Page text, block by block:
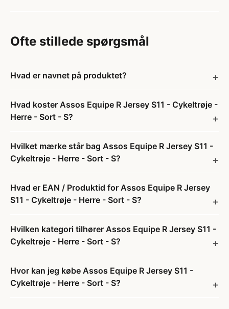
Ofte stillede spørgsmål
Hvad er navnet på produktet?
Hvad koster Assos Equipe R Jersey S11 - Cykeltrøje -
Herre - Sort - S?
Hvilket mærke står bag Assos Equipe R Jersey S11 -
Cykeltrøje - Herre - Sort - S?
Hvad er EAN / Produktid for Assos Equipe R Jersey
S11 - Cykeltrøje - Herre - Sort - S?
Hvilken kategori tilhører Assos Equipe R Jersey S11 -
Cykeltrøje - Herre - Sort - S?
Hvor kan jeg købe Assos Equipe R Jersey S11 -
Cykeltrøje - Herre - Sort - S?